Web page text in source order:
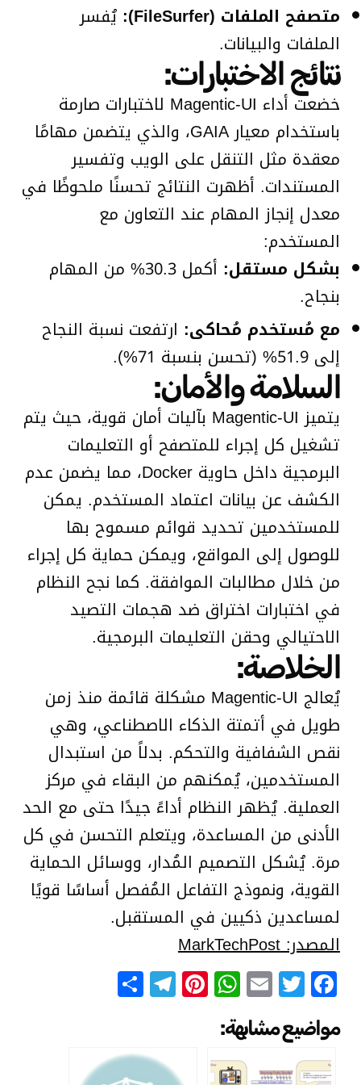
متصفح الملفات (FileSurfer):
يُفسر
الملفات والبيانات.
نتائج الاختبارات:
خضعت أداء Magentic-UI لاختبارات صارمة
باستخدام معيار GAIA، والذي يتضمن مهامًا
معقدة مثل التنقل على الويب وتفسير
المستندات. أظهرت النتائج تحسنًا ملحوظًا في
معدل إنجاز المهام عند التعاون مع
المستخدم:
بشكل مستقل:
أكمل 30.3% من المهام
بنجاح.
مع مُستخدم مُحاكى: ارتفعت نسبة النجاح
إلى 51.9% (تحسن بنسبة 71%).
السلامة والأمان:
يتميز Magentic-UI بآليات أمان قوية، حيث يتم
تشغيل كل إجراء للمتصفح أو التعليمات
البرمجية داخل حاوية Docker، مما يضمن عدم
الكشف عن بيانات اعتماد المستخدم. يمكن
للمستخدمين تحديد قوائم مسموح بها
للوصول إلى المواقع، ويمكن حماية كل إجراء
من خلال مطالبات الموافقة. كما نجح النظام
في اختبارات اختراق ضد هجمات التصيد
الاحتيالي وحقن التعليمات البرمجية.
الخلاصة:
يُعالج Magentic-UI مشكلة قائمة منذ زمن
طويل في أتمتة الذكاء الاصطناعي، وهي
نقص الشفافية والتحكم. بدلاً من استبدال
المستخدمين، يُمكنهم من البقاء في مركز
العملية. يُظهر النظام أداءً جيدًا حتى مع الحد
الأدنى من المساعدة، ويتعلم التحسن في كل
مرة. يُشكل التصميم المُدار، ووسائل الحماية
القوية، ونموذج التفاعل المُفصل أساسًا قويًا
لمساعدين ذكيين في المستقبل.
المصدر: MarkTechPost
Facebook
Twitter
Email
WhatsApp
Pinterest
Telegram
مواضيع مشابهة: